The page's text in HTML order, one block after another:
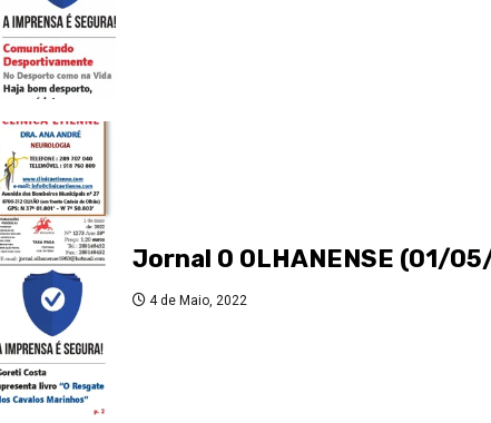
Jornal O OLHANENSE (01/
4 de Maio, 2022